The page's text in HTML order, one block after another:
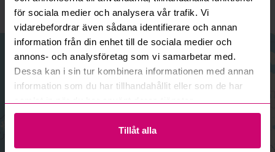
för sociala medier och analysera vår trafik. Vi
vidarebefordrar även sådana identifierare och annan
information från din enhet till de sociala medier och
annons- och analysföretag som vi samarbetar med.
Dessa kan i sin tur kombinera informationen med annan
information som du har tillhandahållit eller som de har
Tillåt alla
+
−